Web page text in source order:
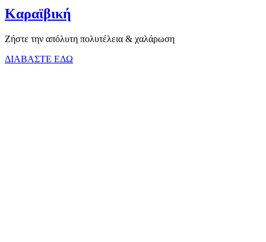
Καραϊβική
Ζήστε την απόλυτη πολυτέλεια & χαλάρωση
ΔΙΑΒΑΣΤΕ ΕΔΩ